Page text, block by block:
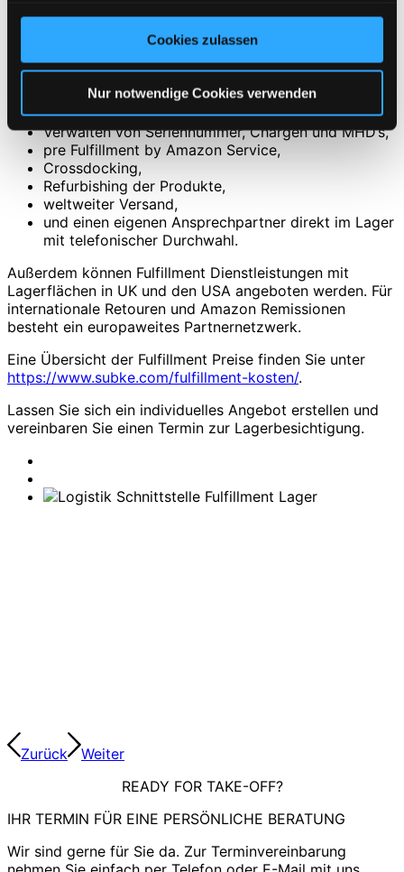
gesammelt haben. Sie geben Einwilligung zu unseren
Cookies, wenn Sie unsere Webseite weiterhin nutzen.
Cookies zulassen
Nur notwendige Cookies verwenden
Lagerung, automatischer Bestellabruf aus dem
CosmoShop, Bestandsführung, Kommissionierung,
Verpacken, Frankieren und Versenden der Ware mit
Retourenmanagement.
Spezielle Dienstleistungen sind:
Verwalten von Seriennummer, Chargen und MHD’s,
pre Fulfillment by Amazon Service,
Crossdocking,
Refurbishing der Produkte,
weltweiter Versand,
und einen eigenen Ansprechpartner direkt im Lager
mit telefonischer Durchwahl.
Außerdem können Fulfillment Dienstleistungen mit
Lagerflächen in UK und den USA angeboten werden. Für
internationale Retouren und Amazon Remissionen
besteht ein europaweites Partnernetzwerk.
Eine Übersicht der Fulfillment Preise finden Sie unter
https://www.subke.com/fulfillment-kosten/.
Lassen Sie sich ein individuelles Angebot erstellen und
vereinbaren Sie einen Termin zur Lagerbesichtigung.
Zurück
Weiter
READY FOR TAKE-OFF?
IHR TERMIN FÜR EINE PERSÖNLICHE BERATUNG
Wir sind gerne für Sie da. Zur Terminvereinbarung